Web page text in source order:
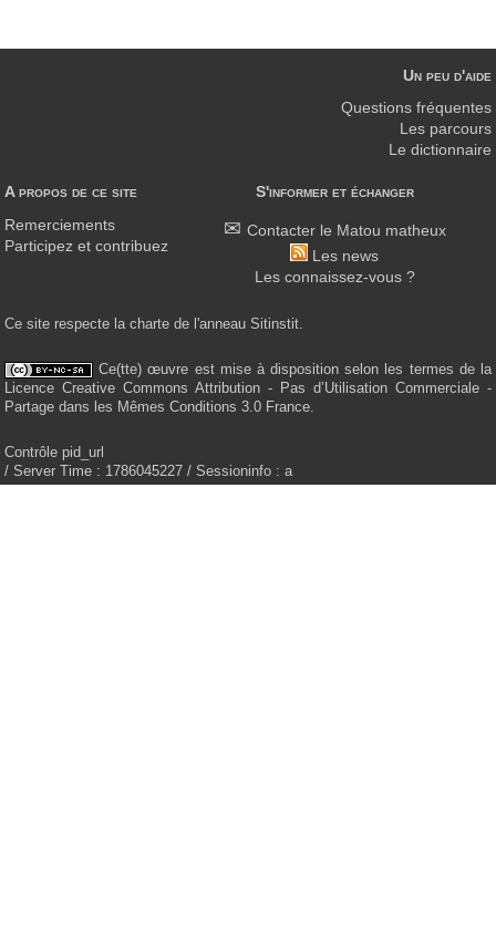
A propos de ce site
Remerciements
Participez et contribuez
S'informer et échanger
Contacter le Matou matheux
Les news
Les connaissez-vous ?
Un peu d'aide
Questions fréquentes
Les parcours
Le dictionnaire
Ce site respecte la charte de l'anneau Sitinstit.
Ce(tte) œuvre est mise à disposition selon les termes de la
Licence Creative Commons Attribution - Pas d’Utilisation Commerciale -
Partage dans les Mêmes Conditions 3.0 France.
Contrôle pid_url
/ Server Time : 1786045227 / Sessioninfo : a